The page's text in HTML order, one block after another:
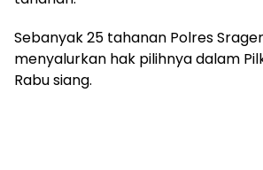
Sebanyak 25 tahanan Polres
menyalurkan hak pilihnya dalam
Rabu siang.